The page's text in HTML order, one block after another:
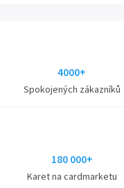
4000+
Spokojených zákazníků
180 000+
Karet na cardmarketu